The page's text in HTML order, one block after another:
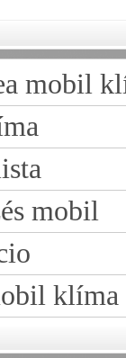
mobil
mobil
klíma